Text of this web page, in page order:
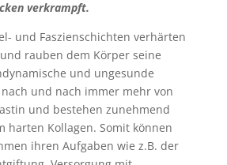
verkrampft.
und Faszienschichten verhärten
rauben dem Körper seine
und ungesunde
und nach immer mehr von
und bestehen zunehmend
harten Kollagen. Somit können
ihren Aufgaben wie z.B. der